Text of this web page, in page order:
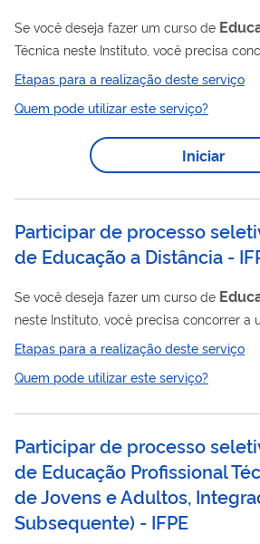
Se você deseja fazer um curso de
Técnica neste Instituto, você precisa
meio de processo seletivo.
Etapas para a realização deste serviço
Quem pode utilizar este serviço?
Iniciar
Participar de processo
de Educação a Distância -
Se você deseja fazer um curso de
neste Instituto, você precisa concorrer a
deste serviço
Etapas para a realização deste serviço
Quem pode utilizar este serviço?
Participar de processo
de Educação Profissional
de Jovens e Adultos,
Subsequente) - IFPE